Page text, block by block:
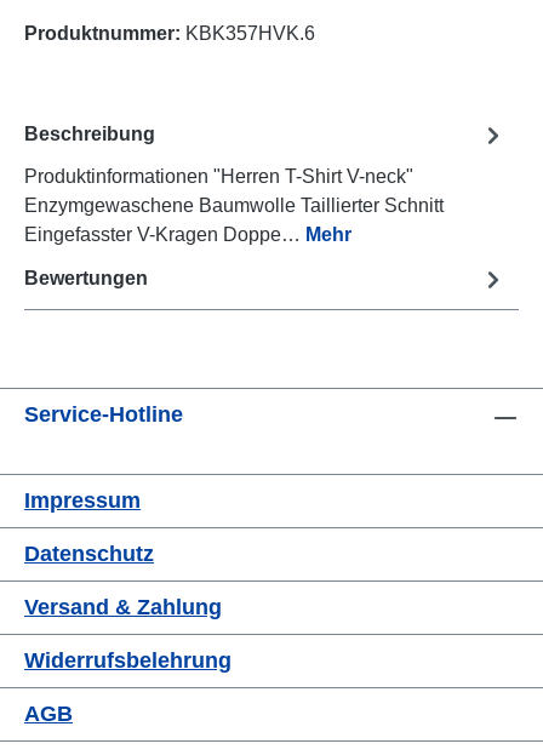
Produktnummer: KBK357HVK.6
Beschreibung
Produktinformationen "Herren T-Shirt V-neck"
Enzymgewaschene Baumwolle Taillierter Schnitt
Eingefasster V-Kragen Doppe… Mehr
Bewertungen
Service-Hotline
Impressum
Datenschutz
Versand & Zahlung
Widerrufsbelehrung
AGB